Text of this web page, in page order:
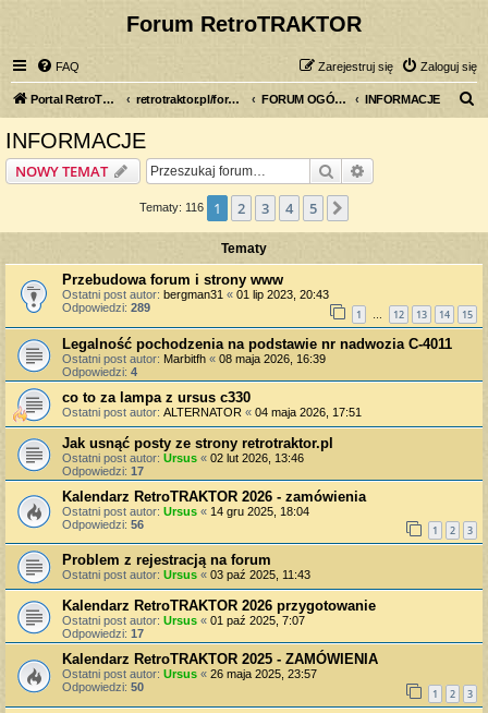
Forum RetroTRAKTOR
FAQ Zaloguj się
Zarejestruj się
Portal RetroTRAKTOR.pl retrotraktor.pl/forum FORUM OGÓLNE INFORMACJE
INFORMACJE
NOWY TEMAT Szukaj
Tematy: 116 1 2 3 4 5
Tematy
Przebudowa forum i strony www
Ostatni post autor: bergman31 « 01 lip 2023, 20:43
Odpowiedzi: 289 1 … 12 13 14 15
Legalność pochodzenia na podstawie nr nadwozia C-4011
Ostatni post autor: Marbitfh « 08 maja 2026, 16:39
Odpowiedzi: 4
co to za lampa z ursus c330
Ostatni post autor: ALTERNATOR « 04 maja 2026, 17:51
Jak usnąć posty ze strony retrotraktor.pl
Ostatni post autor: Ursus « 02 lut 2026, 13:46
Odpowiedzi: 17
Kalendarz RetroTRAKTOR 2026 - zamówienia
Ostatni post autor: Ursus « 14 gru 2025, 18:04
Odpowiedzi: 56 1 2 3
Problem z rejestracją na forum
Ostatni post autor: Ursus « 03 paź 2025, 11:43
Kalendarz RetroTRAKTOR 2026 przygotowanie
Ostatni post autor: Ursus « 01 paź 2025, 7:07
Odpowiedzi: 17
Kalendarz RetroTRAKTOR 2025 - ZAMÓWIENIA
Ostatni post autor: Ursus « 26 maja 2025, 23:57
Odpowiedzi: 50 1 2 3